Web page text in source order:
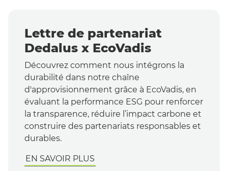
Lettre de partenariat
Dedalus x EcoVadis
Découvrez comment nous intégrons la
durabilité dans notre chaîne
d'approvisionnement grâce à EcoVadis, en
évaluant la performance ESG pour renforcer
la transparence, réduire l’impact carbone et
construire des partenariats responsables et
durables.
EN SAVOIR PLUS